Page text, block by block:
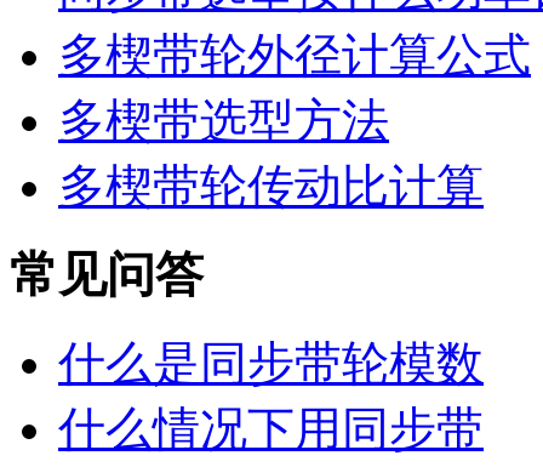
多楔带轮外径计算公式
多楔带选型方法
多楔带轮传动比计算
常见问答
什么是同步带轮模数
什么情况下用同步带